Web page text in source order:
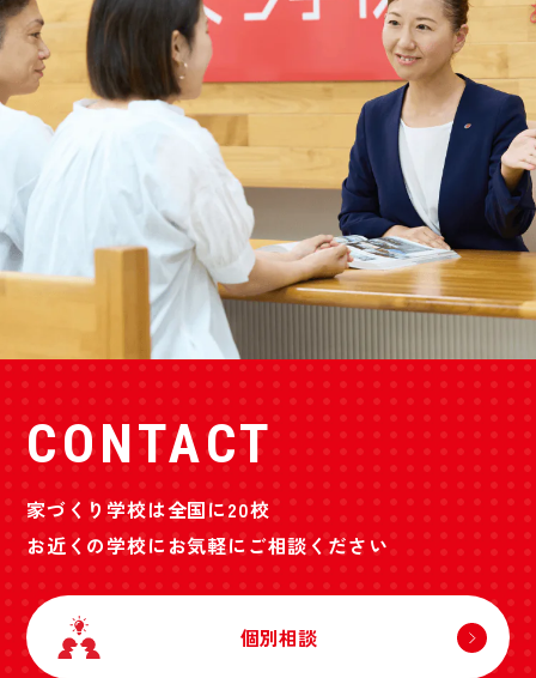
CONTACT
家づくり学校は全国に20校
お近くの学校にお気軽にご相談ください
個別相談